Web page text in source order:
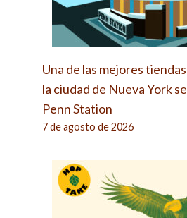
Una de las mejores
la ciudad de Nueva York
Penn Station
7 de agosto de 2026